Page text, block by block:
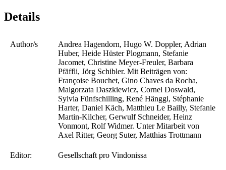
Details
Author/s
Andrea Hagendorn, Hugo W. Doppler, Adrian
Huber, Heide Hüster Plogmann, Stefanie
Jacomet, Christine Meyer-Freuler, Barbara
Pfäffli, Jörg Schibler. Mit Beiträgen von:
Françoise Bouchet, Gino Chaves da Rocha,
Malgorzata Daszkiewicz, Cornel Doswald,
Sylvia Fünfschilling, René Hänggi, Stéphanie
Harter, Daniel Käch, Matthieu Le Bailly, Stefanie
Martin-Kilcher, Gerwulf Schneider, Heinz
Vonmont, Rolf Widmer. Unter Mitarbeit von
Axel Ritter, Georg Suter, Matthias Trottmann
Editor: Gesellschaft pro Vindonissa